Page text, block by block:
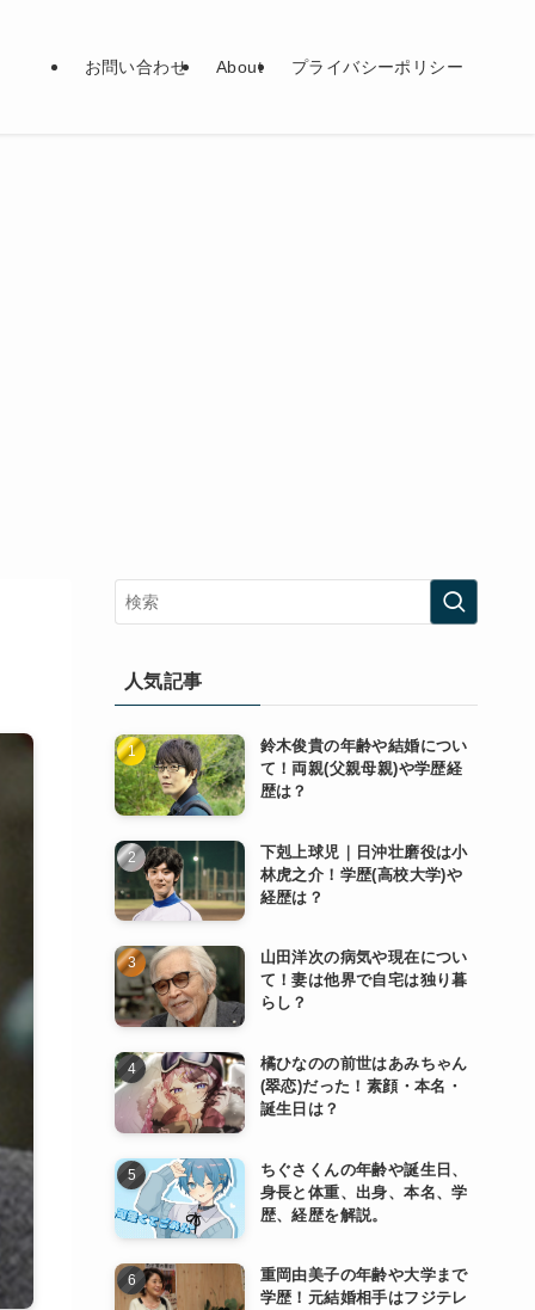
お問い合わせ About プライバシーポリシー
人気記事
鈴木俊貴の年齢や結婚につい
て！両親(父親母親)や学歴経
歴は？
下剋上球児｜日沖壮磨役は小
林虎之介！学歴(高校大学)や
経歴は？
山田洋次の病気や現在につい
て！妻は他界で自宅は独り暮
らし？
橘ひなのの前世はあみちゃん
(翠恋)だった！素顔・本名・
誕生日は？
ちぐさくんの年齢や誕生日、
身長と体重、出身、本名、学
歴、経歴を解説。
重岡由美子の年齢や大学まで
学歴！元結婚相手はフジテレ